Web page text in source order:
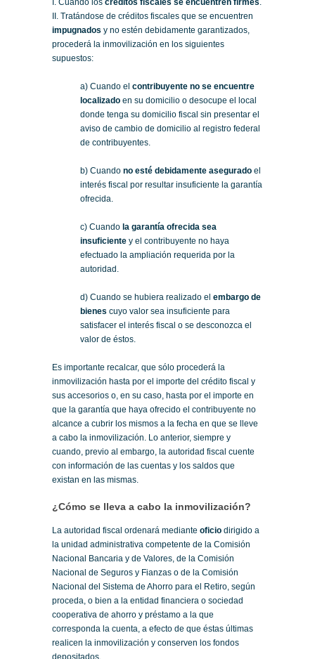
II. Tratándose de créditos fiscales que se encuentren
impugnados y no estén debidamente garantizados,
procederá la inmovilización en los siguientes
supuestos:
a) Cuando el contribuyente no se encuentre
localizado en su domicilio o desocupe el local
donde tenga su domicilio fiscal sin presentar el
aviso de cambio de domicilio al registro federal
de contribuyentes.
b) Cuando no esté debidamente asegurado el
interés fiscal por resultar insuficiente la garantía
ofrecida.
c) Cuando la garantía ofrecida sea
insuficiente y el contribuyente no haya
efectuado la ampliación requerida por la
autoridad.
d) Cuando se hubiera realizado el embargo de
bienes cuyo valor sea insuficiente para
satisfacer el interés fiscal o se desconozca el
valor de éstos.
Es importante recalcar, que sólo procederá la
inmovilización hasta por el importe del crédito fiscal y
sus accesorios o, en su caso, hasta por el importe en
que la garantía que haya ofrecido el contribuyente no
alcance a cubrir los mismos a la fecha en que se lleve
a cabo la inmovilización. Lo anterior, siempre y
cuando, previo al embargo, la autoridad fiscal cuente
con información de las cuentas y los saldos que
existan en las mismas.
¿Cómo se lleva a cabo la inmovilización?
La autoridad fiscal ordenará mediante oficio dirigido a
la unidad administrativa competente de la Comisión
Nacional Bancaria y de Valores, de la Comisión
Nacional de Seguros y Fianzas o de la Comisión
Nacional del Sistema de Ahorro para el Retiro, según
proceda, o bien a la entidad financiera o sociedad
cooperativa de ahorro y préstamo a la que
corresponda la cuenta, a efecto de que éstas últimas
realicen la inmovilización y conserven los fondos
depositados.